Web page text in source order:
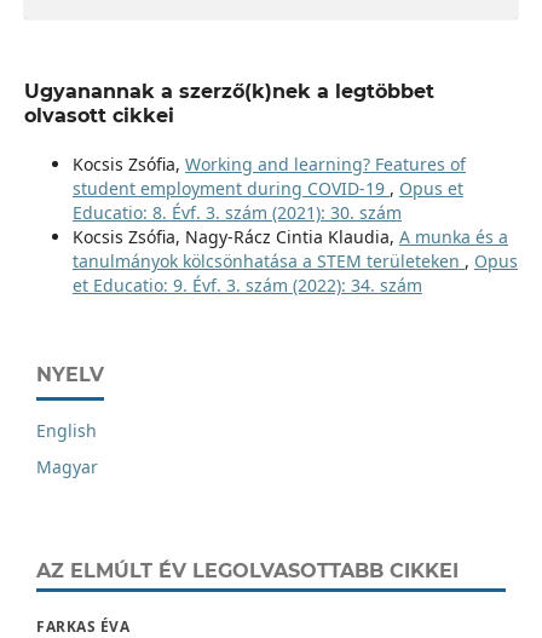
Ugyanannak a szerző(k)nek a legtöbbet
olvasott cikkei
Kocsis Zsófia, Working and learning? Features of
student employment during COVID-19 , Opus et
Educatio: 8. Évf. 3. szám (2021): 30. szám
Kocsis Zsófia, Nagy-Rácz Cintia Klaudia, A munka és a
tanulmányok kölcsönhatása a STEM területeken , Opus
et Educatio: 9. Évf. 3. szám (2022): 34. szám
NYELV
English
Magyar
AZ ELMÚLT ÉV LEGOLVASOTTABB CIKKEI
FARKAS ÉVA